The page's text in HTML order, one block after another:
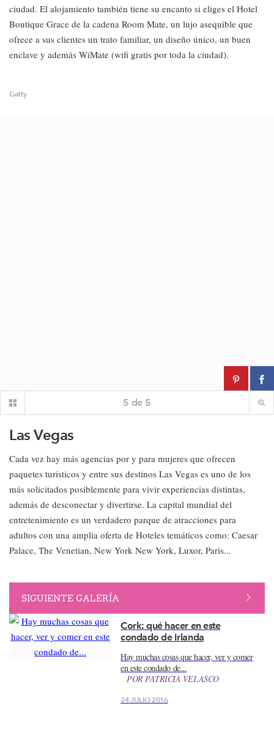
ciudad. El alojamiento también tiene su encanto si eliges el Hotel
Boutique Grace de la cadena Room Mate, un lujo asequible que
ofrece a sus clientes un trato familiar, un diseño único, un buen
enclave y además WiMate (wifi gratis por toda la ciudad).
Getty
5 de 5
Las Vegas
Cada vez hay más agencias por y para mujeres que ofrecen
paquetes turísticos y entre sus destinos Las Vegas es uno de los
más solicitados posiblemente para vivir experiencias distintas,
además de desconectar y divertirse. La capital mundial del
entretenimiento es un verdadero parque de atracciones para
adultos con una amplia oferta de Hoteles temáticos como: Caesar
Palace, The Venetian, New York New York, Luxor, Paris...
SIGUIENTE GALERÍA
Cork: qué hacer en este
condado de Irlanda
​Hay muchas cosas que hacer, ver y comer
en este condado de...
PORPATRICIA VELASCO
24 JULIO 2016